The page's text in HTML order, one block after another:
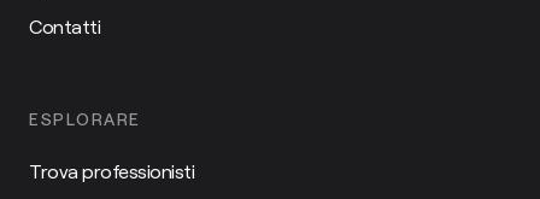
Contatti
ESPLORARE
Trova professionisti